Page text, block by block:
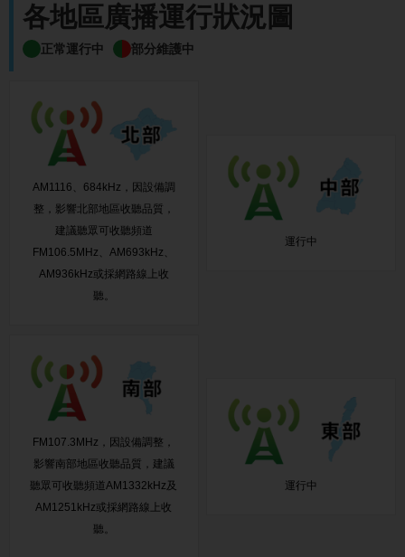
各地區廣播運行狀況圖
正常運行中 部分維護中
AM1116、684kHz，因設備調
整，影響北部地區收聽品質，
建議聽眾可收聽頻道
FM106.5MHz、AM693kHz、
AM936kHz或採網路線上收
聽。
運行中
FM107.3MHz，因設備調整，
影響南部地區收聽品質，建議
聽眾可收聽頻道AM1332kHz及
AM1251kHz或採網路線上收
聽。
運行中